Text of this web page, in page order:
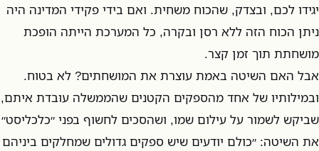
יגידו לכם, ובצדק, שהכוח משחית. ואם בידי פקידי המדינה היה
ניתן הכוח הזה ללא רסן ובקרה, כל המערכת הייתה הופכת
מושחתת תוך זמן קצר.
אבל האם השיטה באמת עוצרת את המושחתים? לא בטוח.
ובמילותיו של אחד מהספקים הקטנים שהממשלה עובדת איתם,
שביקש לשמור על עילום שמו, ושהסכים לחשוף בפני ״כלכליסט״
את השיטה: ״כולם יודעים שיש ספקים גדולים שמחלקים ביניהם